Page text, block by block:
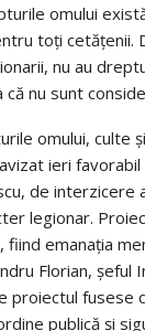
omului
toţi cetăţenii.
nu au
nu sunt
omului, culte
ieri
de interzicere
legionar.
fiind emanaţia
Florian, şeful
proiectul fusese
publică şi